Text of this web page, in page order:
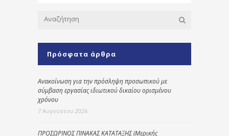
Πρόσφατα άρθρα
Ανακοίνωση για την πρόσληψη προσωπικού με
σύμβαση εργασίας ιδιωτικού δικαίου ορισμένου
χρόνου
7 Αυγούστου 2026
ΠΡΟΣΩΡΙΝΟΣ ΠΙΝΑΚΑΣ ΚΑΤΑΤΑΞΗΣ (Μερικής